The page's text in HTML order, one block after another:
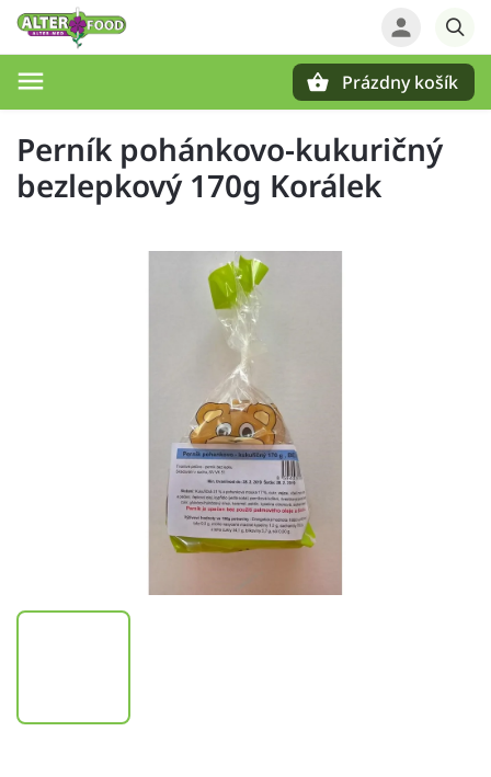
Prázdny košík
Perník pohánkovo-kukuričný
bezlepkový 170g Korálek